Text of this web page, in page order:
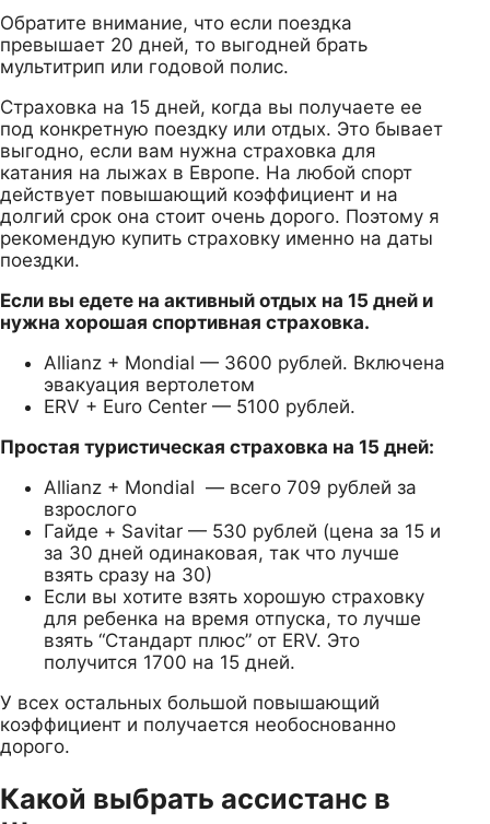
Обратите внимание, что если поездка
превышает 20 дней, то выгодней брать
мультитрип или годовой полис.
Страховка на 15 дней, когда вы получаете ее
под конкретную поездку или отдых. Это бывает
выгодно, если вам нужна страховка для
катания на лыжах в Европе. На любой спорт
действует повышающий коэффициент и на
долгий срок она стоит очень дорого. Поэтому я
рекомендую купить страховку именно на даты
поездки.
Если вы едете на активный отдых на 15 дней и
нужна хорошая спортивная страховка.
Allianz + Mondial — 3600 рублей. Включена
эвакуация вертолетом
ERV + Euro Center — 5100 рублей.
Простая туристическая страховка на 15 дней:
Allianz + Mondial — всего 709 рублей за
взрослого
Гайде + Savitar — 530 рублей (цена за 15 и
за 30 дней одинаковая, так что лучше
взять сразу на 30)
Если вы хотите взять хорошую страховку
для ребенка на время отпуска, то лучше
взять “Стандарт плюс” от ERV. Это
получится 1700 на 15 дней.
У всех остальных большой повышающий
коэффициент и получается необоснованно
дорого.
Какой выбрать ассистанс в